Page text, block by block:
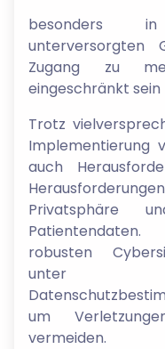
besonders
unterversorgten
Zugang zu
eingeschränkt sein
Trotz
Implementierung
auch
Privatsphäre
robusten
unter
um
vermeiden.